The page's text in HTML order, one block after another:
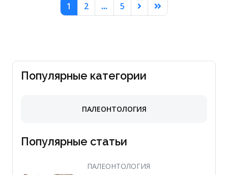
1 2 ... 5
Популярные категории
ПАЛЕОНТОЛОГИЯ
Популярные статьи
ПАЛЕОНТОЛОГИЯ